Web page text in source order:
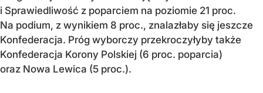
i Sprawiedliwość z poparciem na poziomie 21 proc.
Na podium, z wynikiem 8 proc., znalazłaby się jeszcze
Konfederacja. Próg wyborczy przekroczyłyby także
Konfederacja Korony Polskiej (6 proc. poparcia)
oraz Nowa Lewica (5 proc.).